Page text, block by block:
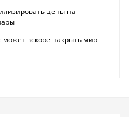
цены на
вскоре накрыть мир